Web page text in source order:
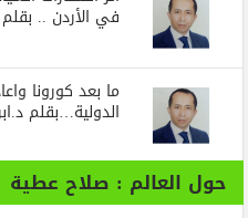
في الأردن ..
ما بعد كورونا
الدولية…بقلم
حول العالم : صلاح عطية